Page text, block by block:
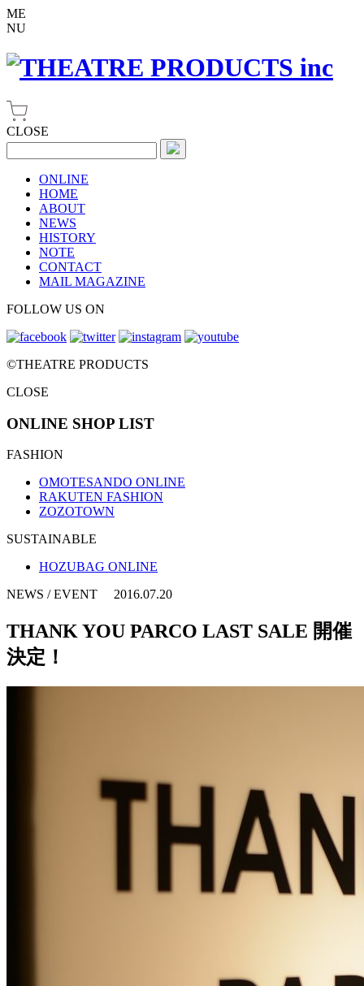
ME
NU
CLOSE
ONLINE
HOME
ABOUT
NEWS
HISTORY
NOTE
CONTACT
MAIL MAGAZINE
FOLLOW US ON
©THEATRE PRODUCTS
CLOSE
ONLINE SHOP LIST
FASHION
OMOTESANDO ONLINE
RAKUTEN FASHION
ZOZOTOWN
SUSTAINABLE
HOZUBAG ONLINE
NEWS / EVENT 2016.07.20
THANK YOU PARCO LAST SALE 開催
決定！